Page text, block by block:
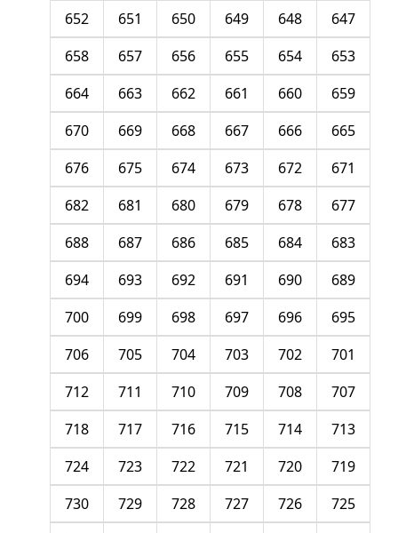
647
648
649
650
651
652
653
654
655
656
657
658
659
660
661
662
663
664
665
666
667
668
669
670
671
672
673
674
675
676
677
678
679
680
681
682
683
684
685
686
687
688
689
690
691
692
693
694
695
696
697
698
699
700
701
702
703
704
705
706
707
708
709
710
711
712
713
714
715
716
717
718
719
720
721
722
723
724
725
726
727
728
729
730